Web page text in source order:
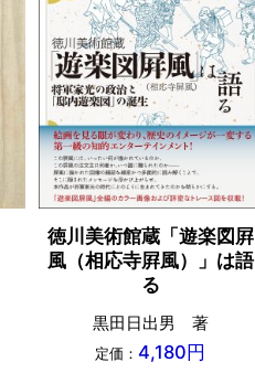
徳川美術館蔵「遊楽図屛
風（相応寺屛風）」は語
る
黒田日出男 著
定価： 4,180円